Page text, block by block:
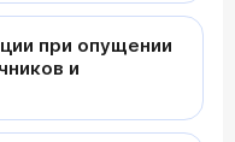
при опущении
и